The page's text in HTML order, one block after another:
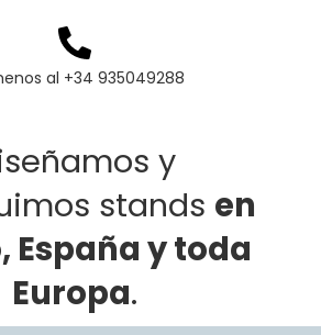
al +34 935049288
y
stands en
España y toda
Europa.